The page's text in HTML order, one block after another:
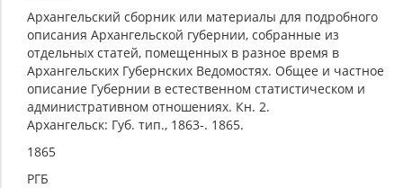
Архангельский сборник или материалы для подробного
описания Архангельской губернии, собранные из
отдельных статей, помещенных в разное время в
Архангельских Губернских Ведомостях. Общее и частное
описание Губернии в естественном статистическом и
административном отношениях. Кн. 2.
Архангельск: Губ. тип., 1863-. 1865.
1865
РГБ